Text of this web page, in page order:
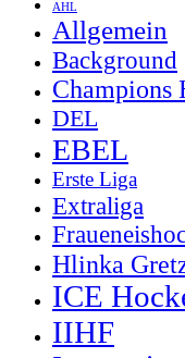
AHL
Allgemein
Background
Champions
DEL
EBEL
Erste Liga
Extraliga
Hlinka
ICE
IIHF